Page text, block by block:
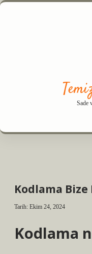
Sade
Kodlama Bize
Tarih: Ekim 24, 2024
Kodlama